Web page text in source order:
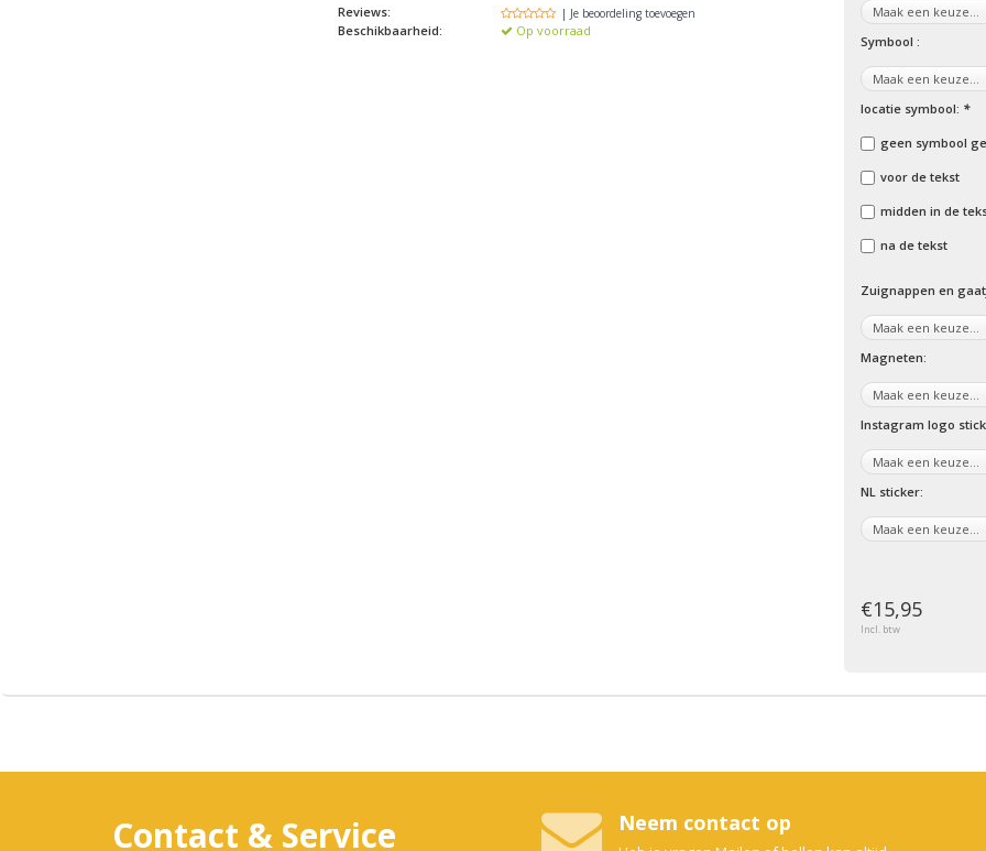
Reviews: | Je beoordeling toevoegen
Beschikbaarheid: Op voorraad
Symbool :
locatie symbool: *
geen symbool
voor de tekst
midden in de
na de tekst
Zuignappen en
Magneten:
Instagram logo
NL sticker:
€15,95
Incl. btw
Contact & Service Neem contact op